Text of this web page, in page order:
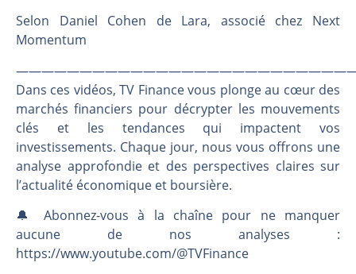
Selon Daniel Cohen de Lara, associé chez Next
Momentum
Dans ces vidéos, TV Finance vous plonge au cœur des
marchés financiers pour décrypter les mouvements
clés et les tendances qui impactent vos
investissements. Chaque jour, nous vous offrons une
analyse approfondie et des perspectives claires sur
l’actualité économique et boursière.
🔔 Abonnez-vous à la chaîne pour ne manquer
aucune de nos analyses :
https://www.youtube.com/@TVFinance